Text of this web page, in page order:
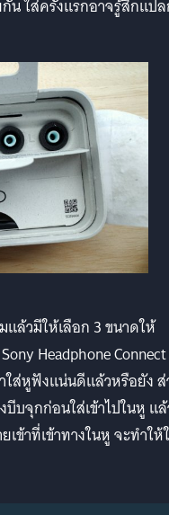
น ใส่ครั้งแรกอาจรู้สึกแป
ล้วมีให้เลือก 3 ขนาดให้
Headphone Connect
ใส่หูฟังแน่นดีแล้วหรือยัง
บจุกก่อนใส่เข้าไปในหู แ
ข้าที่เข้าทางในหู จะทำให้